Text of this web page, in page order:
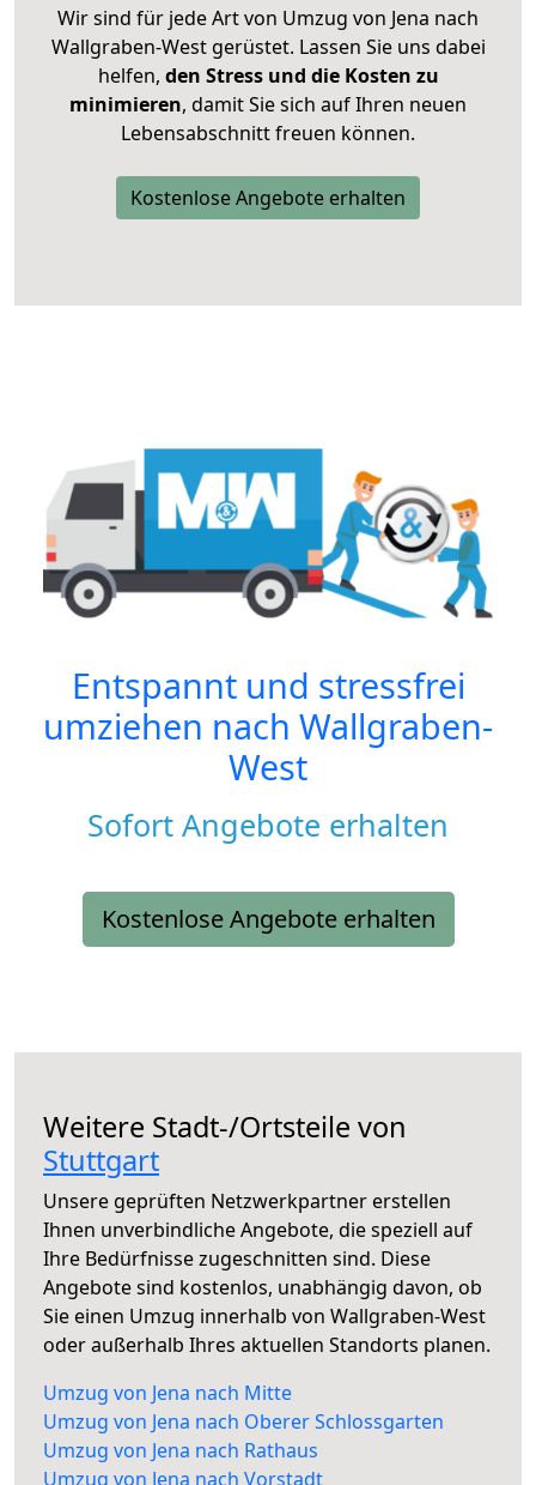
Wir sind für jede Art von Umzug von Jena nach
Wallgraben-West gerüstet. Lassen Sie uns dabei
helfen, den Stress und die Kosten zu
minimieren, damit Sie sich auf Ihren neuen
Lebensabschnitt freuen können.
Kostenlose Angebote erhalten
Entspannt und stressfrei
umziehen nach Wallgraben-
West
Sofort Angebote erhalten
Kostenlose Angebote erhalten
Weitere Stadt-/Ortsteile von
Stuttgart
Unsere geprüften Netzwerkpartner erstellen
Ihnen unverbindliche Angebote, die speziell auf
Ihre Bedürfnisse zugeschnitten sind. Diese
Angebote sind kostenlos, unabhängig davon, ob
Sie einen Umzug innerhalb von Wallgraben-West
oder außerhalb Ihres aktuellen Standorts planen.
Umzug von Jena nach Mitte
Umzug von Jena nach Oberer Schlossgarten
Umzug von Jena nach Rathaus
Umzug von Jena nach Vorstadt